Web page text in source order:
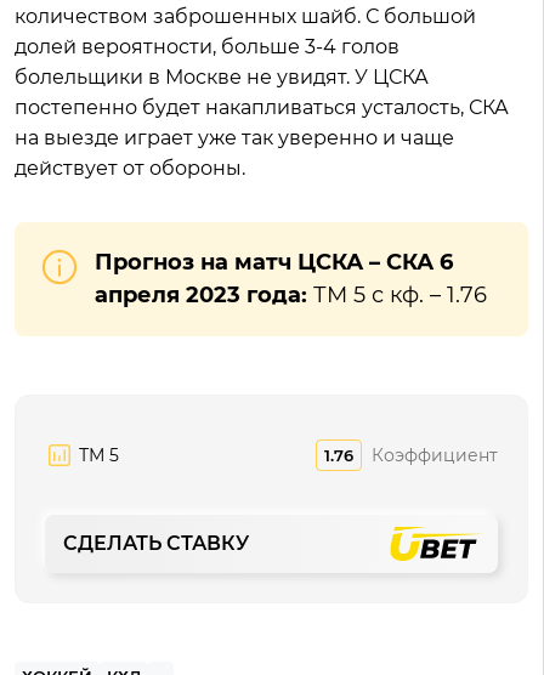
количеством заброшенных шайб. С большой
долей вероятности, больше 3-4 голов
болельщики в Москве не увидят. У ЦСКА
постепенно будет накапливаться усталость, СКА
на выезде играет уже так уверенно и чаще
действует от обороны.
Прогноз на матч ЦСКА – СКА 6
апреля 2023 года: ТМ 5 с кф. – 1.76
ТМ 5 1.76 Коэффициент
СДЕЛАТЬ СТАВКУ